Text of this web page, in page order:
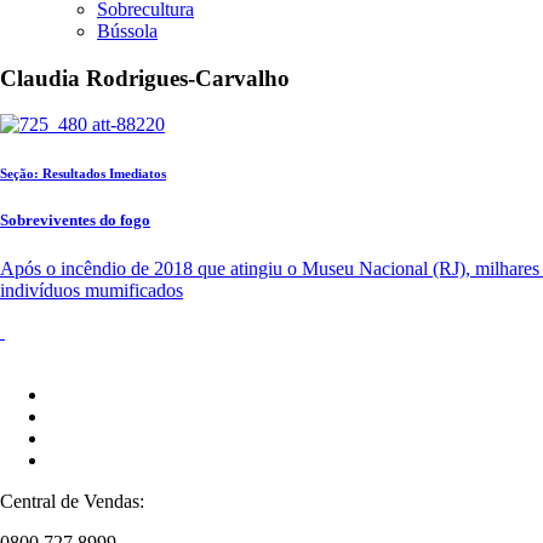
Sobrecultura
Bússola
Claudia Rodrigues-Carvalho
Seção: Resultados Imediatos
Sobreviventes do fogo
Após o incêndio de 2018 que atingiu o Museu Nacional (RJ),
indivíduos mumificados
Central de Vendas: